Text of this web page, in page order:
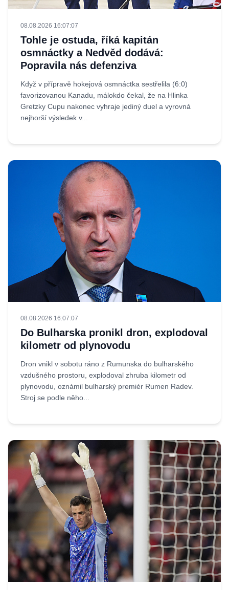
08.08.2026 16:07:07
Tohle je ostuda, říká kapitán
osmnáctky a Nedvěd dodává:
Popravila nás defenziva
Když v přípravě hokejová osmnáctka sestřelila (6:0)
favorizovanou Kanadu, málokdo čekal, že na Hlinka
Gretzky Cupu nakonec vyhraje jediný duel a vyrovná
nejhorší výsledek v...
08.08.2026 16:07:07
Do Bulharska pronikl dron, explodoval
kilometr od plynovodu
Dron vnikl v sobotu ráno z Rumunska do bulharského
vzdušného prostoru, explodoval zhruba kilometr od
plynovodu, oznámil bulharský premiér Rumen Radev.
Stroj se podle něho...